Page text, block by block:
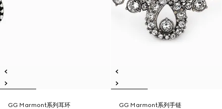
GG Marmont系列耳环
GG Marmont系列手链